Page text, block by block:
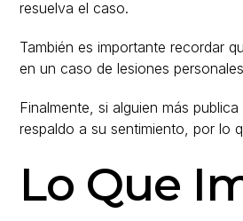
resuelva el caso.
También es importante recordar
en un caso de lesiones
Finalmente, si alguien más
respaldo a su sentimiento, por lo
Lo Que